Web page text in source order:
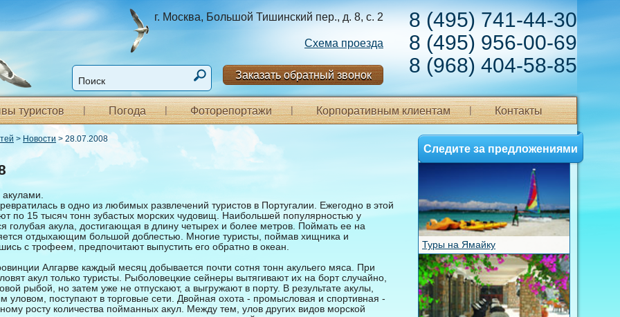
8 (495) 741-44-30
8 (495) 956-00-69
8 (968) 404-58-85
г. Москва, Большой Тишинский пер., д. 8, с. 2
Схема проезда
Заказать обратный звонок
туристов Погода Фоторепортажи Корпоративным клиентам Контакты
> Новости> 28.07.2008
в одно из любимых развлечений туристов в Португалии. Ежегодно в этой
по 15 тысяч тонн зубастых морских чудовищ. Наибольшей популярностью у
голубая акула, достигающая в длину четырех и более метров. Поймать ее на
отдыхающим большой доблестью. Многие туристы, поймав хищника и
с трофеем, предпочитают выпустить его обратно в океан.
Алгарве каждый месяц добывается почти сотня тонн акульего мяса. При
акул только туристы. Рыболовецкие сейнеры вытягивают их на борт случайно,
рыбой, но затем уже не отпускают, а выгружают в порту. В результате акулы,
уловом, поступают в торговые сети. Двойная охота - промысловая и спортивная -
росту количества пойманных акул. Между тем, улов других видов морской
Следите за предложениями
Туры на Ямайку